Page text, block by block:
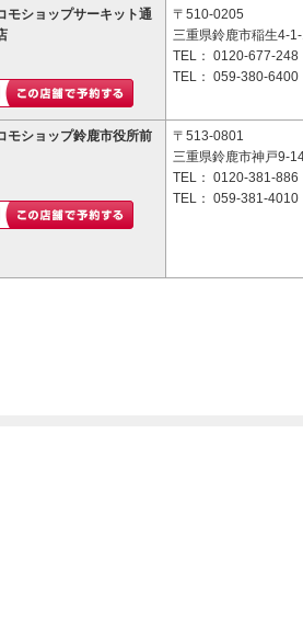
モショップサーキット通
〒510-0205
三重県鈴鹿市稲生4-
TEL： 0120-677-248
TEL： 059-380-6400
モショップ鈴鹿市役所前
〒513-0801
三重県鈴鹿市神戸9-
TEL： 0120-381-886
TEL： 059-381-4010